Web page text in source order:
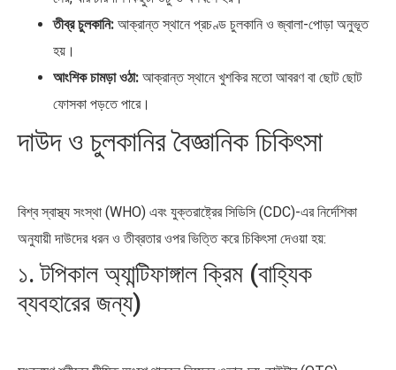
তীব্র চুলকানি: আক্রান্ত স্থানে প্রচণ্ড চুলকানি ও জ্বালা-পোড়া অনুভূত
হয়।
আংশিক চামড়া ওঠা: আক্রান্ত স্থানে খুশকির মতো আবরণ বা ছোট ছোট
ফোসকা পড়তে পারে।
দাউদ ও চুলকানির বৈজ্ঞানিক চিকিৎসা
বিশ্ব স্বাস্থ্য সংস্থা (WHO) এবং যুক্তরাষ্ট্রের সিডিসি (CDC)-এর নির্দেশিকা
অনুযায়ী দাউদের ধরন ও তীব্রতার ওপর ভিত্তি করে চিকিৎসা দেওয়া হয়:
১. টপিকাল অ্যান্টিফাঙ্গাল ক্রিম (বাহ্যিক
ব্যবহারের জন্য)